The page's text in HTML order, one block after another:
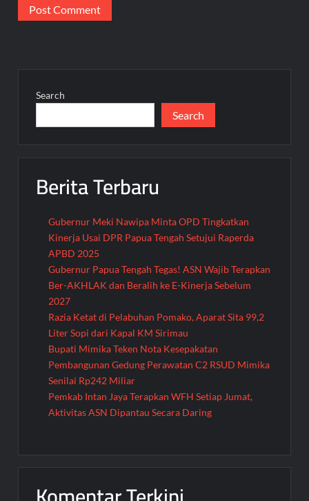
Search
Search
Berita Terbaru
Gubernur Meki Nawipa Minta OPD Tingkatkan
Kinerja Usai DPR Papua Tengah Setujui Raperda
APBD 2025
Gubernur Papua Tengah Tegas! ASN Wajib Terapkan
Ber-AKHLAK dan Beralih ke E-Kinerja Sebelum
2027
Razia Ketat di Pelabuhan Pomako, Aparat Sita 99,2
Liter Sopi dari Kapal KM Sirimau
Bupati Mimika Teken Nota Kesepakatan
Pembangunan Gedung Perawatan C2 RSUD Mimika
Senilai Rp242 Miliar
Pemkab Intan Jaya Terapkan WFH Setiap Jumat,
Aktivitas ASN Dipantau Secara Daring